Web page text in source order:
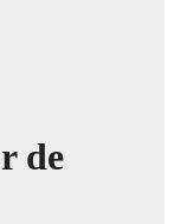
de